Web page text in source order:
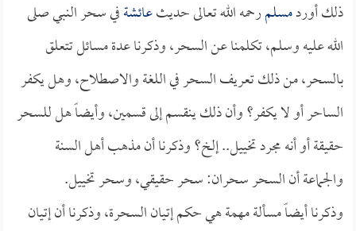
ذلك أوردمسلمرحمه الله تعالى حديثعائشةفي سحر النبي صلى
الله عليه وسلم، تكلمنا عن السحر، وذكرنا عدة مسائل تتعلق
بالسحر، من ذلك تعريف السحر في اللغة والاصطلاح، وهل يكفر
الساحر أو لا يكفر؟ وأن ذلك ينقسم إلى قسمين، وأيضاً هل للسحر
حقيقة أو أنه مجرد تخييل.. إلخ؟ وذكرنا أن مذهب أهل السنة
والجماعة أن السحر سحران: سحر حقيقي، وسحر تخييل.
وذكرنا أيضاً مسألة مهمة هي حكم إتيان السحرة، وذكرنا أن إتيان